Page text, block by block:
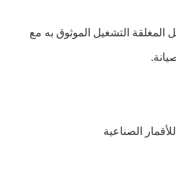
المغلقة التشغيل الموثوق به مع
الصناعية